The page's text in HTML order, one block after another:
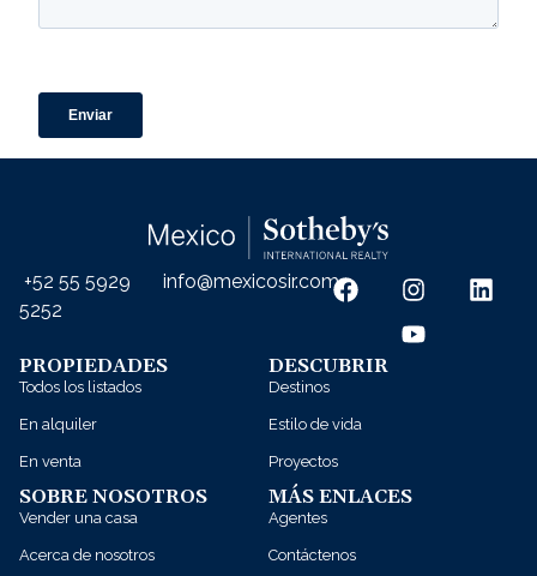
+52 55 5929
5252
info@mexicosir.com
PROPIEDADES
Todos los listados
En alquiler
En venta
DESCUBRIR
Destinos
Estilo de vida
Proyectos
SOBRE NOSOTROS
Vender una casa
Acerca de nosotros
MÁS ENLACES
Agentes
Contáctenos